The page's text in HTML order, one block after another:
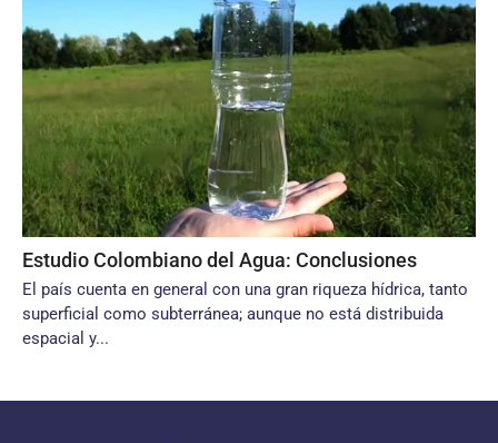
Estudio Colombiano del Agua: Conclusiones
El país cuenta en general con una gran riqueza hídrica, tanto
superficial como subterránea; aunque no está distribuida
espacial y...